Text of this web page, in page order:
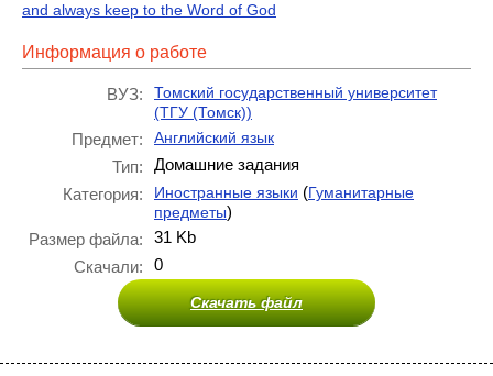
and always keep to the Word of God
Информация о работе
ВУЗ:
Томский государственный университет
(ТГУ (Томск))
Предмет: Английский язык
Тип:
Домашние задания
Категория:
Иностранные языки (Гуманитарные
предметы)
Размер файла:
31 Kb
Скачали:
0
Скачать файл